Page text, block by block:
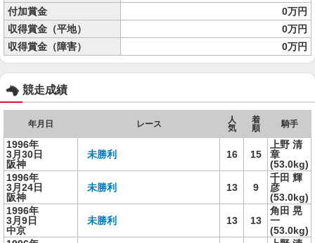
付加賞金
0万円
収得賞金（平地）
0万円
収得賞金（障害）
0万円
競走成績
年月日 レース
人
気
着
順
騎手
1996年
3月30日
阪神
未勝利 16 15
上野 清
章
(53.0kg)
1996年
3月24日
阪神
未勝利 13 9
千田 輝
彦
(53.0kg)
1996年
3月9日
中京
未勝利 13 13
角田 晃
一
(53.0kg)